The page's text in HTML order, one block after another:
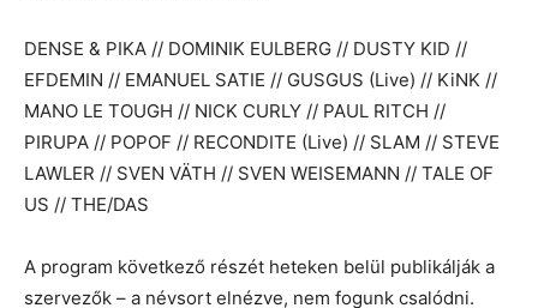
DENSE & PIKA // DOMINIK EULBERG // DUSTY KID //
EFDEMIN // EMANUEL SATIE // GUSGUS (Live) // KiNK //
MANO LE TOUGH // NICK CURLY // PAUL RITCH //
PIRUPA // POPOF // RECONDITE (Live) // SLAM // STEVE
LAWLER // SVEN VÄTH // SVEN WEISEMANN // TALE OF
US // THE/DAS
A program következő részét heteken belül publikálják a
szervezők – a névsort elnézve, nem fogunk csalódni.